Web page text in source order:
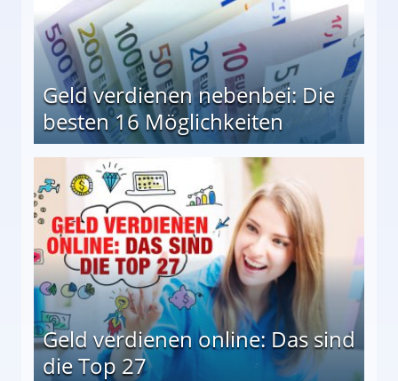
Geld verdienen nebenbei: Die
besten 16 Möglichkeiten
Geld verdienen online: Das sind
die Top 27